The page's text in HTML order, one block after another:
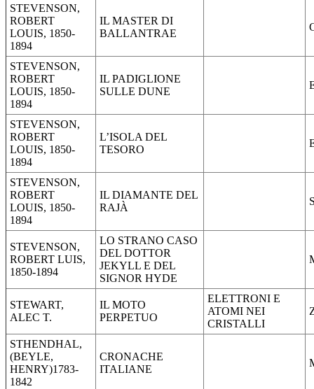
STEVENSON,
ROBERT
LOUIS, 1850-
1894
IL MASTER DI
BALLANTRAE
STEVENSON,
ROBERT
LOUIS, 1850-
1894
IL PADIGLIONE
SULLE DUNE
STEVENSON,
ROBERT
LOUIS, 1850-
1894
L’ISOLA DEL
TESORO
STEVENSON,
ROBERT
LOUIS, 1850-
1894
IL DIAMANTE DEL
RAJÀ
STEVENSON,
ROBERT LUIS,
1850-1894
LO STRANO CASO
DEL DOTTOR
JEKYLL E DEL
SIGNOR HYDE
STEWART,
ALEC T.
IL MOTO
PERPETUO
ELETTRONI E
ATOMI NEI
CRISTALLI
STHENDHAL,
(BEYLE,
HENRY)1783-
1842
CRONACHE
ITALIANE